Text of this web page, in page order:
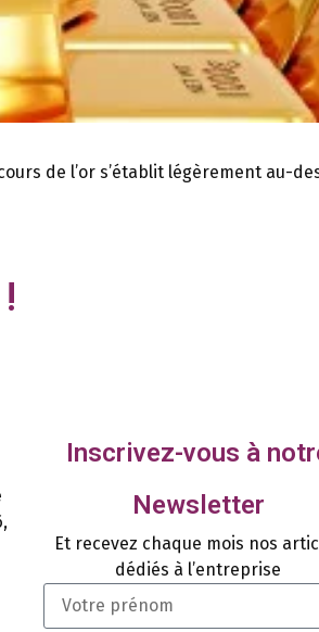
de l’or s’établit légèrement au-
Inscrivez-vous à
Newsletter
Et recevez chaque mois nos
dédiés à l’entreprise